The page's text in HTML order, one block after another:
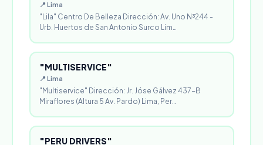
📍 Lima
"Lila" Centro De Belleza Dirección: Av. Uno N³244 -
Urb. Huertos de San Antonio Surco Lim…
"MULTISERVICE"
📍 Lima
"Multiservice" Dirección: Jr. Jóse Gálvez 437-B
Miraflores (Altura 5 Av. Pardo) Lima, Per…
"PERU DRIVERS"